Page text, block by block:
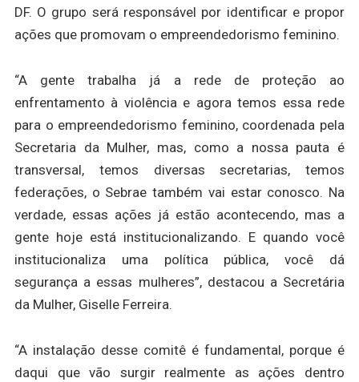
DF. O grupo será responsável por identificar e propor
ações que promovam o empreendedorismo feminino.
“A gente trabalha já a rede de proteção ao
enfrentamento à violência e agora temos essa rede
para o empreendedorismo feminino, coordenada pela
Secretaria da Mulher, mas, como a nossa pauta é
transversal, temos diversas secretarias, temos
federações, o Sebrae também vai estar conosco. Na
verdade, essas ações já estão acontecendo, mas a
gente hoje está institucionalizando. E quando você
institucionaliza uma política pública, você dá
segurança a essas mulheres”, destacou a Secretária
da Mulher, Giselle Ferreira.
“A instalação desse comitê é fundamental, porque é
daqui que vão surgir realmente as ações dentro